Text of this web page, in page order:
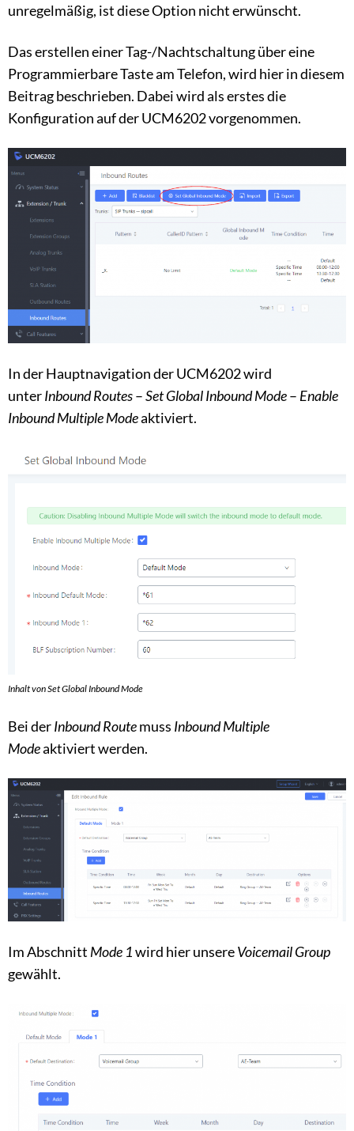
unregelmäßig, ist diese Option nicht erwünscht.
Das erstellen einer Tag-/Nachtschaltung über eine
Programmierbare Taste am Telefon, wird hier in diesem
Beitrag beschrieben. Dabei wird als erstes die
Konfiguration auf der UCM6202 vorgenommen.
In der Hauptnavigation der UCM6202 wird
unterInbound Routes–Set Global Inbound Mode– Enable
Inbound Multiple Modeaktiviert.
Inhalt von Set Global Inbound Mode
Bei derInbound Routemuss Inbound Multiple
Modeaktiviert werden.
Im Abschnitt Mode 1wird hier unsereVoicemail Group
gewählt.